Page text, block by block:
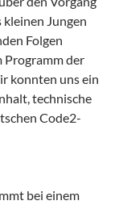
kleinen Jungen
Folgen
Programm der
konnten uns ein
technische
Code2-
bei einem